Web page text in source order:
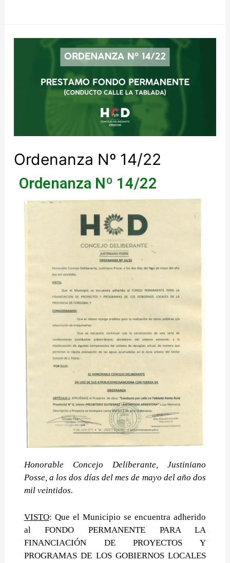
Ordenanza Nº 14/22
Ordenanza Nº 14/22
Honorable Concejo Deliberante, Justiniano
Posse, a los dos días del mes de mayo del año dos
mil veintidos.
VISTO: Que el Municipio se encuentra adherido
al FONDO PERMANENTE PARA LA
FINANCIACIÓN DE PROYECTOS Y
PROGRAMAS DE LOS GOBIERNOS LOCALES